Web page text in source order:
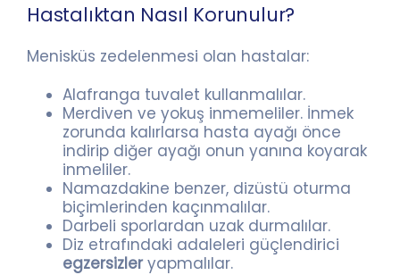
Hastalıktan Nasıl Korunulur?
Menisküs zedelenmesi olan hastalar:
Alafranga tuvalet kullanmalılar.
Merdiven ve yokuş inmemeliler. İnmek
zorunda kalırlarsa hasta ayağı önce
indirip diğer ayağı onun yanına koyarak
inmeliler.
Namazdakine benzer, dizüstü oturma
biçimlerinden kaçınmalılar.
Darbeli sporlardan uzak durmalılar.
Diz etrafındaki adaleleri güçlendirici
egzersizleryapmalılar.